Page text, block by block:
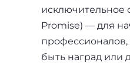
исключительное
Promise) — для
быть наград или
ОАЭ